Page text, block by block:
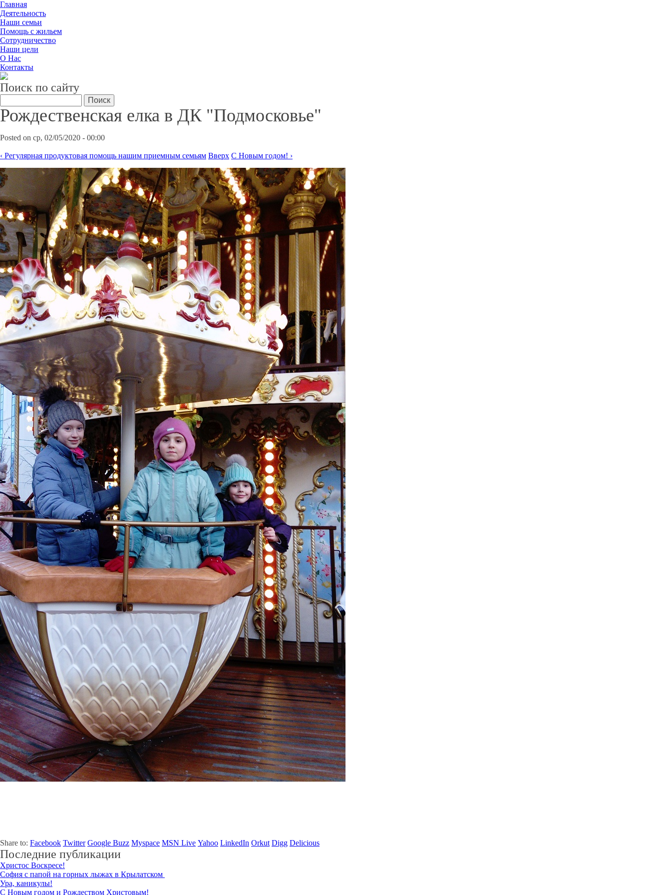
Главная
Деятельность
Наши семьи
Помощь с жильем
Сотрудничество
Наши цели
О Нас
Контакты
Поиск по сайту
Рождественская елка в ДК "Подмосковье"
Posted on ср, 02/05/2020 - 00:00
‹ Регулярная продуктовая помощь нашим приемным семьям Вверх С Новым годом! ›
Share to: Facebook Twitter Google Buzz Myspace MSN Live Yahoo LinkedIn Orkut Digg Delicious
Последние публикации
Христос Воскресе!
София с папой на горных лыжах в Крылатском
Ура, каникулы!
С Новым годом и Рождеством Христовым!